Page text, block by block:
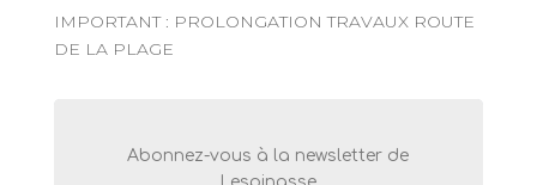
IMPORTANT : PROLONGATION TRAVAUX ROUTE
DE LA PLAGE
Abonnez-vous à la newsletter de